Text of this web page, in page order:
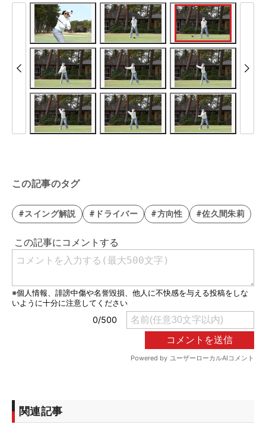
この記事のタグ
#スイング解説 #ドライバー #方向性 #佐久間朱莉
関連記事